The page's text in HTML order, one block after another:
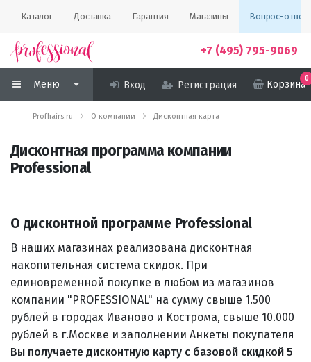
Каталог Доставка Гарантия Магазины Вопрос-ответ
+7 (495) 795-9069
Меню Вход Регистрация Корзина
0
Profhairs.ru О компании Дисконтная карта
Дисконтная программа компании
Professional
О дисконтной программе Professional
В наших магазинах реализована дисконтная
накопительная система скидок. При
единовременной покупке в любом из магазинов
компании "PROFESSIONAL" на сумму свыше 1.500
рублей в городах Иваново и Кострома, свыше 10.000
рублей в г.Москве и заполнении Анкеты покупателя
Вы получаете дисконтную карту с базовой скидкой 5